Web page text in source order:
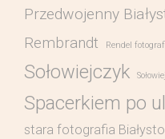
Przedwojenny
Rembrandt Rendel
Sołowiejczyk
Spacerkiem po
stara fotografia